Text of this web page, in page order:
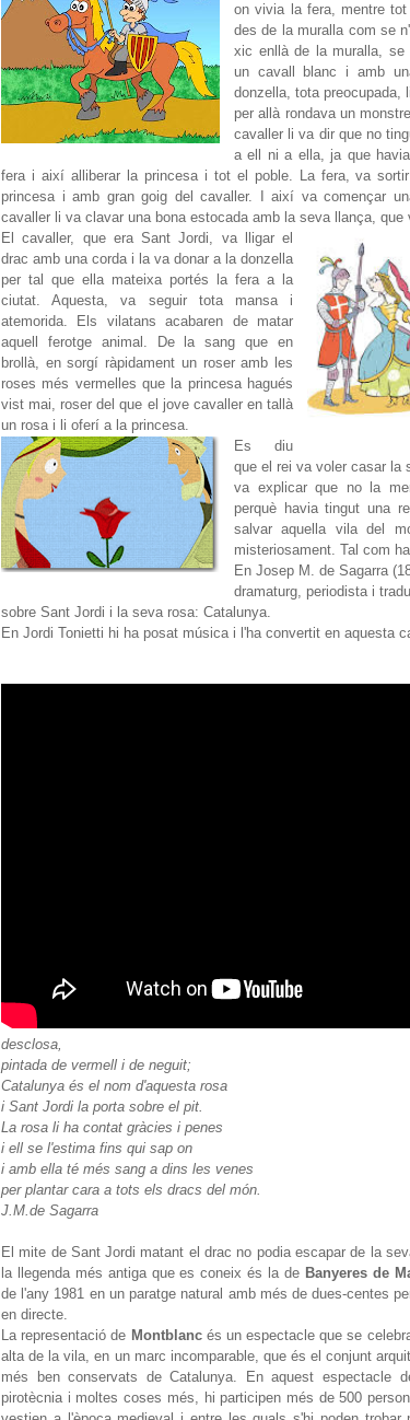
on vivia la fera, mentre
des de la muralla com se
xic enllà de la muralla, se
un cavall blanc i amb
donzella, tota preocupada,
per allà rondava un
cavaller li va dir que no
a ell ni a ella, ja que
fera i així alliberar la princesa i tot el poble. La fera, va
princesa i amb gran goig del cavaller. I així va començar
cavaller li va clavar una bona estocada amb la seva llança,
El cavaller, que era Sant Jordi, va lligar el
drac amb una corda i la va donar a la donzella
per tal que ella mateixa portés la fera a la
ciutat. Aquesta, va seguir tota mansa i
atemorida. Els vilatans acabaren de matar
aquell ferotge animal. De la sang que en
brollà, en sorgí ràpidament un roser amb les
roses més vermelles que la princesa hagués
vist mai, roser del que el jove cavaller en tallà
un rosa i li oferí a la princesa.
Es diu
que el rei va voler casar la
va explicar que no la
perquè havia tingut una
salvar aquella vila del
misteriosament. Tal com
En Josep M. de Sagarra
dramaturg, periodista i
sobre Sant Jordi i la seva rosa: Catalunya.
En Jordi Tonietti hi ha posat música i l'ha convertit en aquesta
desclosa,
pintada de vermell i de neguit;
Catalunya és el nom d'aquesta rosa
i Sant Jordi la porta sobre el pit.
La rosa li ha contat gràcies i penes
i ell se l'estima fins qui sap on
i amb ella té més sang a dins les venes
per plantar cara a tots els dracs del món.
J.M.de Sagarra
El mite de Sant Jordi matant el drac no podia escapar de la
la llegenda més antiga que es coneix és la de Banyeres de
de l'any 1981 en un paratge natural amb més de dues-centes
en directe.
La representació de Montblancés un espectacle que se
alta de la vila, en un marc incomparable, que és el conjunt
més ben conservats de Catalunya. En aquest espectacle
pirotècnia i moltes coses més, hi participen més de 500